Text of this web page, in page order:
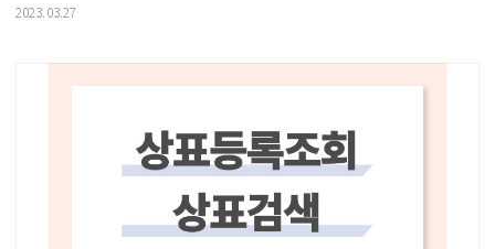
2023.03.27